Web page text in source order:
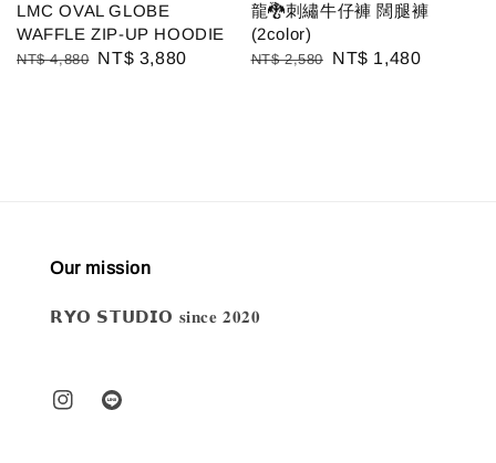
LMC OVAL GLOBE
WAFFLE ZIP-UP HOODIE
Regular
NT$ 4,880 Sale
NT$ 3,880
龍🐉刺繡牛仔褲 闊腿褲
(2color)
Regular
NT$ 2,580
Sale
NT$ 1,480
Our mission
𝗥𝗬𝗢 𝗦𝗧𝗨𝗗𝗜𝗢 𝐬𝐢𝐧𝐜𝐞 𝟐𝟎𝟐𝟎